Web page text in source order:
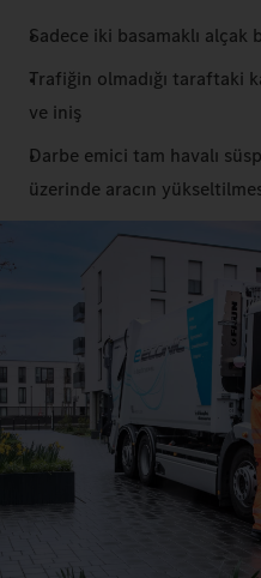
Sadece iki basamaklı alçak
Trafiğin olmadığı taraftaki
ve iniş
Darbe emici tam havalı
üzerinde aracın